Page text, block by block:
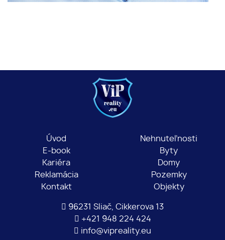
Úvod
E-book
Kariéra
Reklamácia
Kontakt
Nehnuteľnosti
Byty
Domy
Pozemky
Objekty
96231 Sliač, Cikkerova 13
+421 948 224 424
info@vipreality.eu